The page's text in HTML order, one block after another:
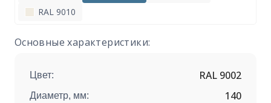
RAL 9010
Основные характеристики:
Цвет: RAL 9002
Диаметр, мм: 140